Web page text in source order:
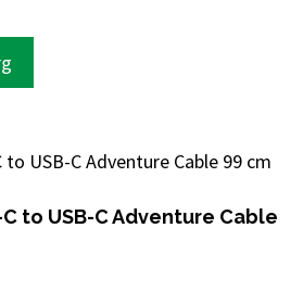
to USB-C Adventure Cable